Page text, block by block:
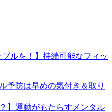
ルを！】持続可能なフィッ
予防は早めの気付き＆取り
】運動がもたらすメンタル